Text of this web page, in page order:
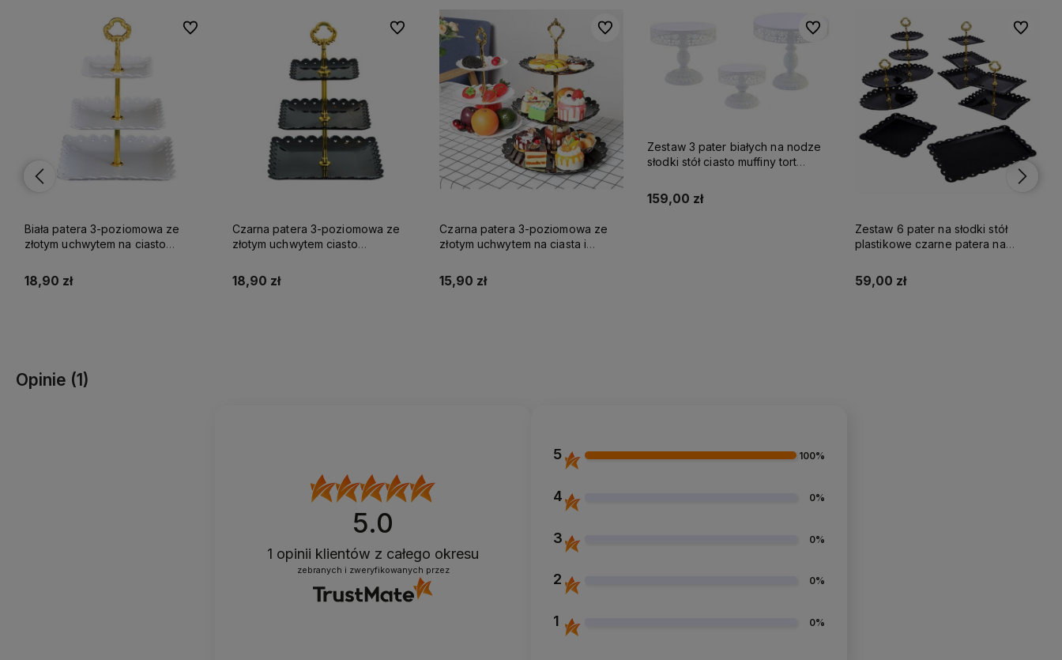
Biała patera 3-poziomowa ze
złotym uchwytem na ciasto
18,90 zł
Do ulubionych
Do ulubionych
Czarna patera 3-poziomowa ze
złotym uchwytem ciasto
18,90 zł
Do ulubionych
Do ulubionych
Czarna patera 3-poziomowa ze
złotym uchwytem na ciasta i
15,90 zł
Do ulubionych
Do ulubionych
Zestaw 3 pater białych na nodze
słodki stół ciasto muffiny tort
159,00 zł
Do ulubionych
Do ulubionych
Zestaw 6 pater na słodki stół
plastikowe czarne patera na
59,00 zł
Do
Do
Opinie (1)
5.0
1 opinii klientów z całego okresu
zebranych i zweryfikowanych przez
5 100%
4 0%
3 0%
2 0%
1 0%